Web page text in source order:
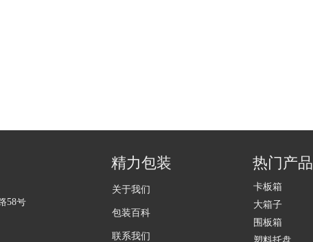
58号
精力包装
关于我们
包装百科
联系我们
热门产品
卡板箱
大箱子
围板箱